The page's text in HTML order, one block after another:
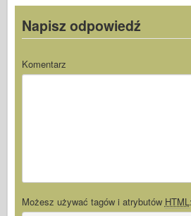
Napisz odpowiedź
Komentarz
Możesz używać tagów i atrybutów HTML :